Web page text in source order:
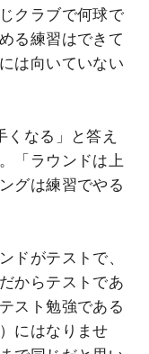
クラブで何球で
る練習はできて
は向いていない
なる」と答え
「ラウンドは上
グは練習でやる
ドがテストで、
からテストであ
スト勉強である
にはなりませ